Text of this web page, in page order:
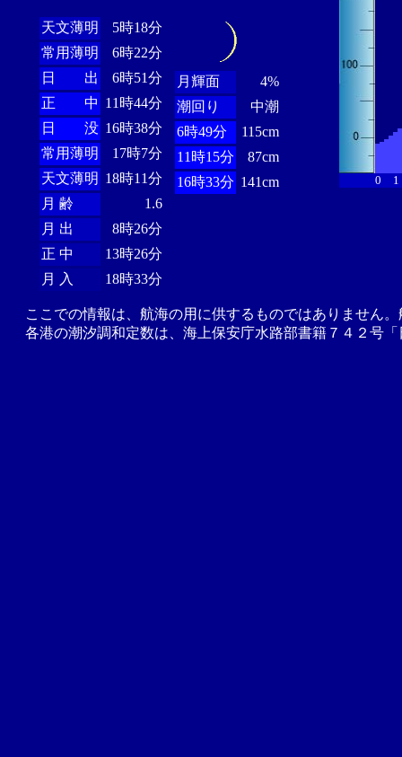
天文薄明
5時18分
常用薄明
6時22分
日 出
6時51分
正 中 11時44分
日 没 16時38分
常用薄明
17時7分
天文薄明 18時11分
月 齢
1.6
月 出
8時26分
正 中
13時26分
月 入
18時33分
月輝面
4%
潮回り
中潮
6時49分
115cm
11時15分
87cm
16時33分 141cm 0 1
ここでの情報は、航海の用に供するものではありません
各港の潮汐調和定数は、海上保安庁水路部書籍７４２号